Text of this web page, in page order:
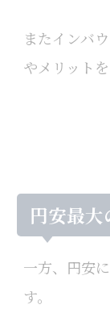
またインバ
やメリット
円安最大
一方、円安
す。